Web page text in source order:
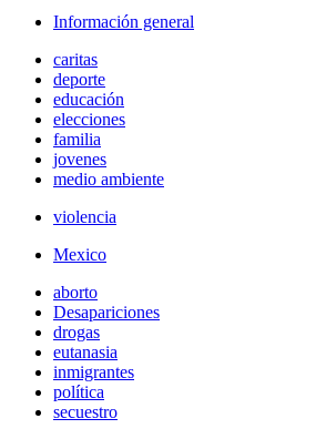
Información general
caritas
deporte
educación
elecciones
familia
jovenes
medio ambiente
violencia
Mexico
aborto
Desapariciones
drogas
eutanasia
inmigrantes
política
secuestro